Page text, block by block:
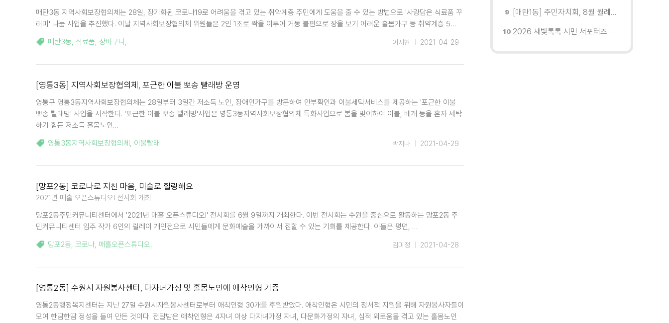
매탄3동 지역사회보장협의체는 28일, 장기화된 코로나19로 어려움을 겪고 있는 취약계층 주민에게 도움을 줄 수 있는 방법으로 '사랑담은 식료품 꾸
러미' 나눔 사업을 추진했다. 이날 지역사회보장협의체 위원들은 2인 1조로 짝을 이루어 거동 불편으로 장을 보기 어려운 홀몸가구 등 취약계층 5…
매탄3동, 식료품, 장바구니 , 2021-04-29
이지현
[영통3동] 지역사회보장협의체, 포근한 이불 뽀송 빨래방 운영
영통구 영통3동지역사회보장협의체는 28일부터 3일간 저소득 노인, 장애인가구를 방문하여 안부확인과 이불세탁서비스를 제공하는 '포근한 이불
뽀송 빨래방' 사업을 시작한다. '포근한 이불 뽀송 빨래방'사업은 영통3동지역사회보장협의체 특화사업으로 봄을 맞이하여 이불, 베개 등을 혼자 세탁
하기 힘든 저소득 홀몸노인…
영통3동지역사회보장협의체 , 이불빨래 2021-04-29
박지나
[망포2동] 코로나로 지친 마음, 미술로 힐링해요
2021년 매홀 오픈스튜디오Ⅰ 전시회 개최
망포2동주민커뮤니티센터에서 '2021년 매홀 오픈스튜디오Ⅰ' 전시회를 6월 9일까지 개최한다. 이번 전시회는 수원을 중심으로 활동하는 망포2동 주
민커뮤니티센터 입주 작가 6인의 릴레이 개인전으로 시민들에게 문화예술을 가까이서 접할 수 있는 기회를 제공한다. 이들은 평면, …
망포2동, 코로나, 매홀오픈스튜디오, 2021-04-28
김미정
[영통2동] 수원시 자원봉사센터, 다자녀가정 및 홀몸노인에 애착인형 기증
영통2동행정복지센터는 지난 27일 수원시자원봉사센터로부터 애착인형 30개를 후원받았다. 애착인형은 시민의 정서적 지원을 위해 자원봉사자들이
모여 한땀한땀 정성을 들여 만든 것이다. 전달받은 애착인형은 4자녀 이상 다자녀가정 자녀, 다문화가정의 자녀, 심적 외로움을 겪고 있는 홀몸노인
[매탄1동] 주민자치회, 8월 월례회의 개최
2026 새빛톡톡 시민 서포터즈 발대식 현장